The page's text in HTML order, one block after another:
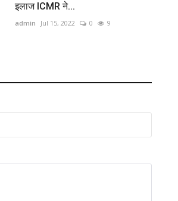
इलाज ICMR ने...
admin Jul 15, 2022 0 9